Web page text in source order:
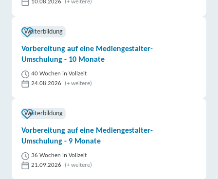
10.08.2026
(+ weitere)
Weiterbildung
Vorbereitung auf eine Mediengestalter-
Umschulung - 10 Monate
40 Wochen in Vollzeit
24.08.2026
(+ weitere)
Weiterbildung
Vorbereitung auf eine Mediengestalter-
Umschulung - 9 Monate
36 Wochen in Vollzeit
21.09.2026
(+ weitere)